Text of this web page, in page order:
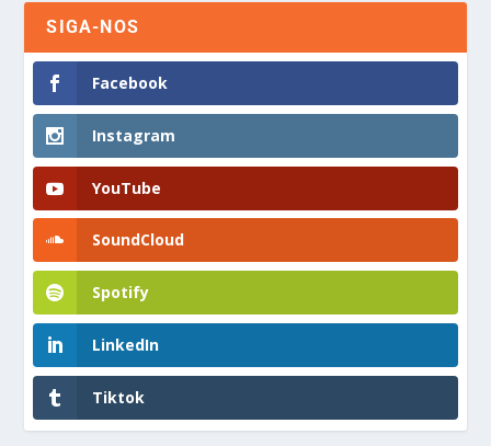
SIGA-NOS
Facebook
Instagram
YouTube
SoundCloud
Spotify
LinkedIn
Tiktok